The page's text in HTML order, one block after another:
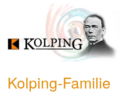
Kolping-Familie